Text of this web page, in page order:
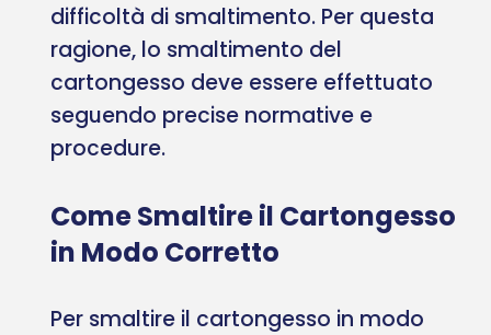
difficoltà di smaltimento. Per questa
ragione, lo smaltimento del
cartongesso deve essere effettuato
seguendo precise normative e
procedure.
Come Smaltire il Cartongesso
in Modo Corretto
Per smaltire il cartongesso in modo